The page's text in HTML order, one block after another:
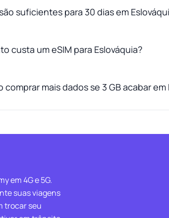
suficientes para 30 dias em
custa um eSIM para Eslováquia?
comprar mais dados se 3 GB acabar em
em 4G e 5G.
suas viagens
trocar seu